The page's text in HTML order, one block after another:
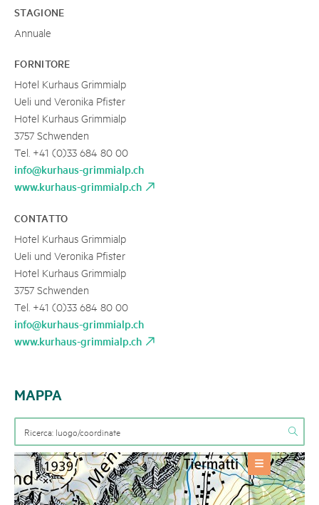
STAGIONE
Annuale
FORNITORE
Hotel Kurhaus Grimmialp
Ueli und Veronika Pfister
Hotel Kurhaus Grimmialp
3757 Schwenden
Tel. +41 (0)33 684 80 00
info@kurhaus-grimmialp.ch
www.kurhaus-grimmialp.ch
CONTATTO
Hotel Kurhaus Grimmialp
Ueli und Veronika Pfister
Hotel Kurhaus Grimmialp
3757 Schwenden
Tel. +41 (0)33 684 80 00
info@kurhaus-grimmialp.ch
www.kurhaus-grimmialp.ch
MAPPA
OFFERTE
Alloggio
+